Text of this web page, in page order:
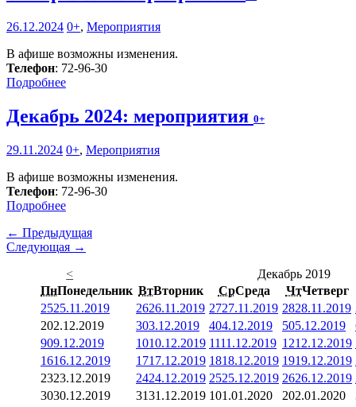
26.12.2024 0+, Мероприятия
В афише возможны изменения.
Телефон: 72-96-30
Подробнее
Декабрь 2024: мероприятия 0+
29.11.2024 0+, Мероприятия
В афише возможны изменения.
Телефон: 72-96-30
Подробнее
← Предыдущая
Следующая →
<
Декабрь 2019
ПнПонедельник ВтВторник СрСреда ЧтЧетверг
2525.11.2019 2626.11.2019 2727.11.2019 2828.11.2019
202.12.2019 303.12.2019 404.12.2019 505.12.2019
909.12.2019 1010.12.2019 1111.12.2019 1212.12.2019
1616.12.2019 1717.12.2019 1818.12.2019 1919.12.2019
2323.12.2019 2424.12.2019 2525.12.2019 2626.12.2019
3030.12.2019 3131.12.2019 101.01.2020 202.01.2020